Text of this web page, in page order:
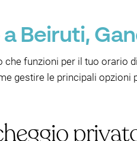
Beiruti,
che funzioni per il tuo
gestire le principali